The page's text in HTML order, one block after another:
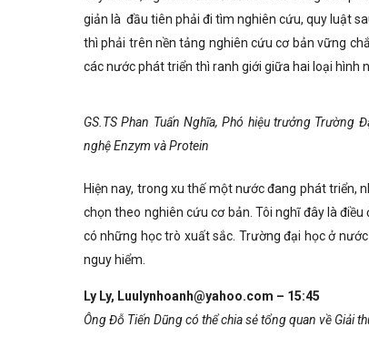
giản là đầu tiên phải đi tìm nghiên cứu, quy luật
thì phải trên nền tảng nghiên cứu cơ bản vững
các nước phát triển thì ranh giới giữa hai loại hình
GS.TS Phan Tuấn Nghĩa, Phó hiệu trưởng
nghệ Enzym và Protein
Hiện nay, trong xu thế một nước đang phát triển,
chọn theo nghiên cứu cơ bản. Tôi nghĩ đây là
có những học trò xuất sắc. Trường đại học ở
nguy hiểm.
Ly Ly, Luulynhoanh@yahoo.com – 15:45
Ông Đỗ Tiến Dũng có thể chia sẻ tổng quan về Giải